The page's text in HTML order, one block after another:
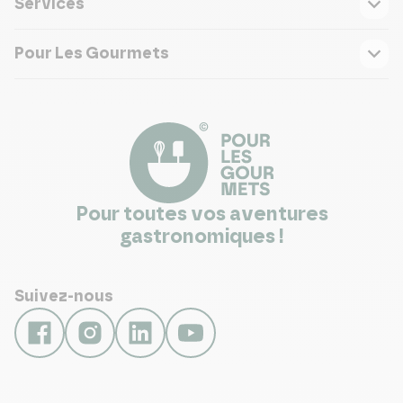
Services
Pour Les Gourmets
Pour toutes vos aventures
gastronomiques !
Suivez-nous